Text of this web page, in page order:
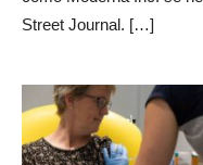
Street Journal. […]